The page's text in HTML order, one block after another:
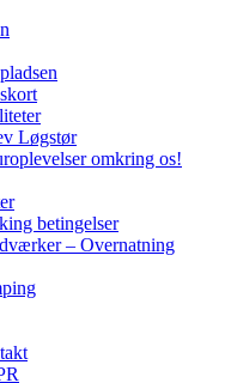
Løgstør
omkring os!
betingelser
– Overnatning